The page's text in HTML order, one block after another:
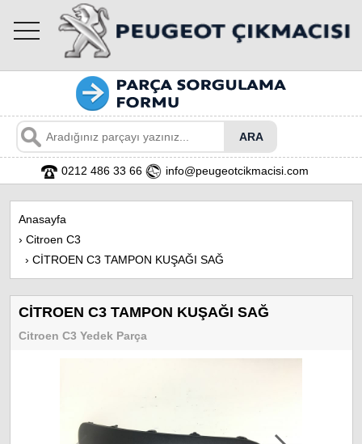
toggle
navigation
0212 486 33 66 info@peugeotcikmacisi.com
Anasayfa
› Citroen C3
› CİTROEN C3 TAMPON KUŞAĞI SAĞ
CİTROEN C3 TAMPON KUŞAĞI SAĞ
Citroen C3 Yedek Parça